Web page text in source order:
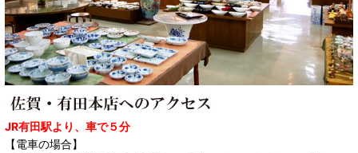
JR有田駅より、車で５分
【電車の場合】